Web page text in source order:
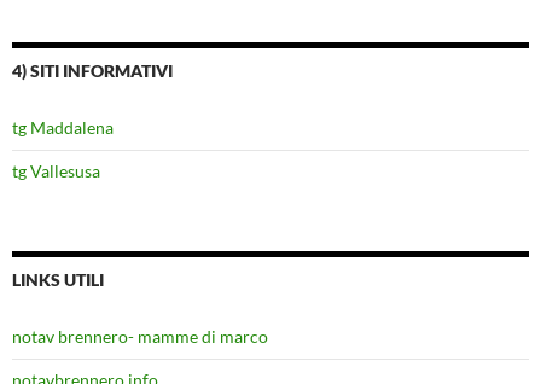
4) SITI INFORMATIVI
tg Maddalena
tg Vallesusa
LINKS UTILI
notav brennero- mamme di marco